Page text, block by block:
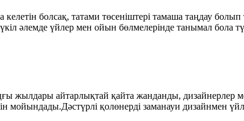
болсақ, татами төсеніштері тамаша таңдау
әлемде үйлер мен ойын бөлмелерінде танымал бола
жылдары айтарлықтай қайта жанданды, дизайнерлер
қолөнерді заманауи дизайнмен